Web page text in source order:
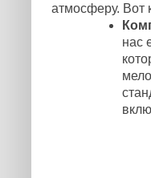
атмосферу. Вот
нас